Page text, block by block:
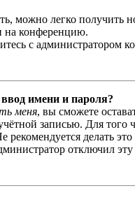
можно легко
на конференцию.
с администратором
имени и пароля?
меня, вы сможете
записью. Для
делать
отключил